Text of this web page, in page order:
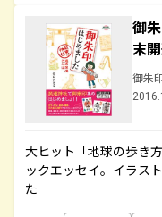
御
末
御朱
大ヒット「地球の歩き
ックエッセイ。イラス
た